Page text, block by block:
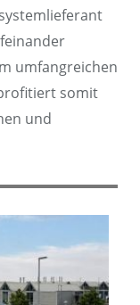
umfangreichen
somit
und